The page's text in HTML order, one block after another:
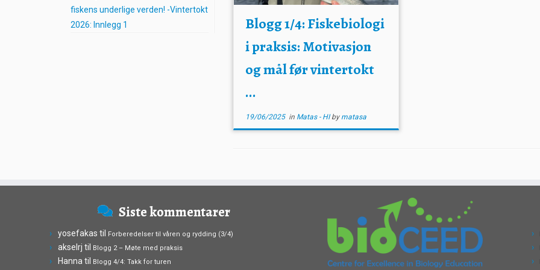
fiskens underlige verden! -Vintertokt
2026: Innlegg 1
Blogg 1/4: Fiskebiologi
i praksis: Motivasjon
og mål før vintertokt
...
19/06/2025in Matas - HIby matasa
Siste kommentarer
yosefakas til Forberedelser til våren og rydding (3/4)
akselrj til Blogg 2 – Møte med praksis
Hanna til Blogg 4/4: Takk for turen